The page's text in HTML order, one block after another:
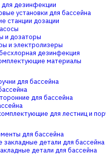
дезинфекции
установки для бассейна
станции дозации
и дозаторы
и электролизеры
дезинфекция
материалы
для бассейна
для бассейна
для лестниц и
для бассейна
закладные детали для бассейна
детали для бассейна